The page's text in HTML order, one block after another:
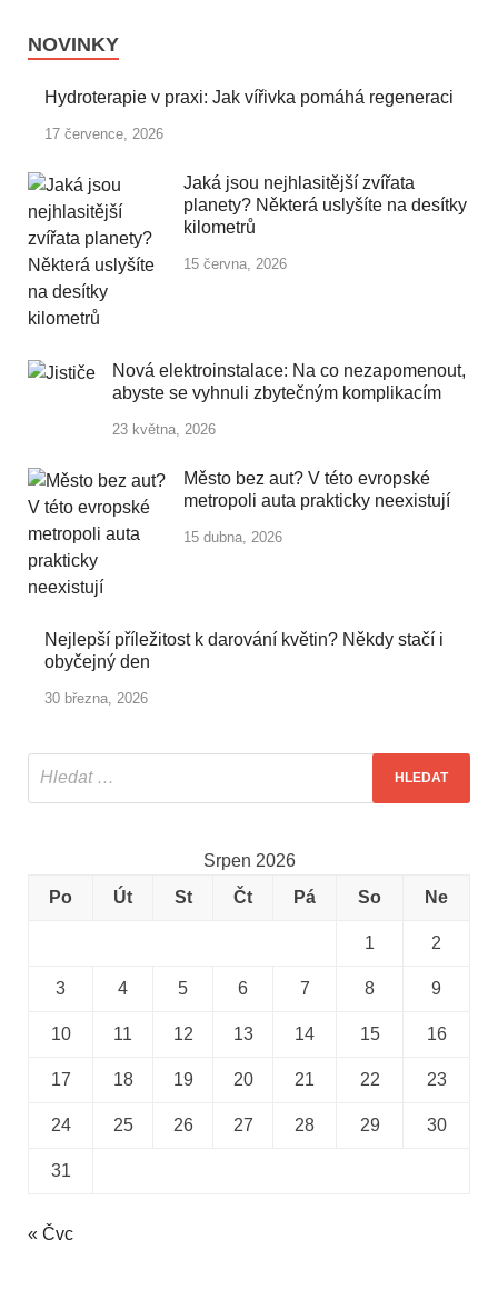
NOVINKY
Hydroterapie v praxi: Jak vířivka pomáhá regeneraci
17 července, 2026
Jaká jsou nejhlasitější zvířata
planety? Některá uslyšíte na desítky
kilometrů
15 června, 2026
Nová elektroinstalace: Na co nezapomenout,
abyste se vyhnuli zbytečným komplikacím
23 května, 2026
Město bez aut? V této evropské
metropoli auta prakticky neexistují
15 dubna, 2026
Nejlepší příležitost k darování květin? Někdy stačí i
obyčejný den
30 března, 2026
Srpen 2026
Po
Út St Čt Pá So Ne
1 2
3 4 5 6 7 8 9
10 11 12 13 14 15 16
17 18 19 20 21 22 23
24 25 26 27 28 29 30
31
« Čvc